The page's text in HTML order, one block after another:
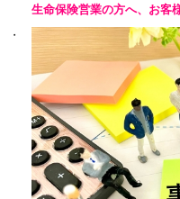
生命保険営業の方へ、お客